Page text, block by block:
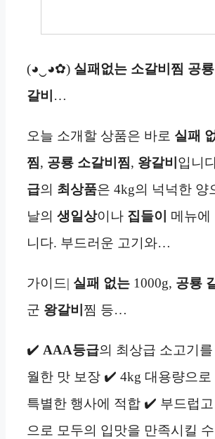
(◕‿◕✿) 실패없는 소갈비찜 공
갈비 …
오늘 소개할 상품은 바로 실패
찜, 공룡 소갈비찜, 왕갈비 입니
급의 최상품은 4kg의 넉넉한 양
날의 생일상이나 집들이
메뉴에
니다. 부드러운 고기와…
가이드| 실패 없는 1000g, 공룡
군 왕갈비 찜 등…
✔️ AAA등급의 최상급 소고기
월한 맛 보장 ✔️ 4kg 대용량으로
특별한 행사에 적합 ✔️ 부드럽
으로 모두의 입맛을 만족시킬